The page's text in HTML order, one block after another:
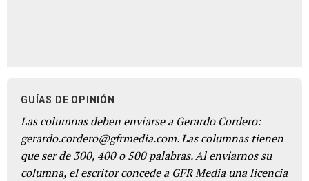
GUÍAS DE OPINIÓN
Las columnas deben enviarse a Gerardo Cordero:
gerardo.cordero@gfrmedia.com. Las columnas tienen
que ser de 300, 400 o 500 palabras. Al enviarnos su
columna, el escritor concede a GFR Media una licencia